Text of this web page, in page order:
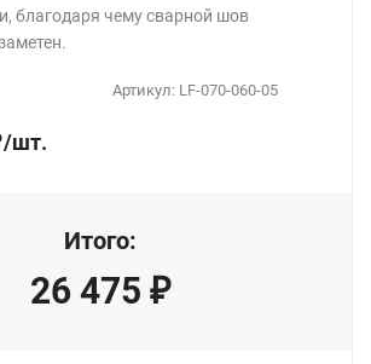
благодаря чему сварной шов
Артикул: LF-070-060-05
/шт.
Итого:
26 475 ₽